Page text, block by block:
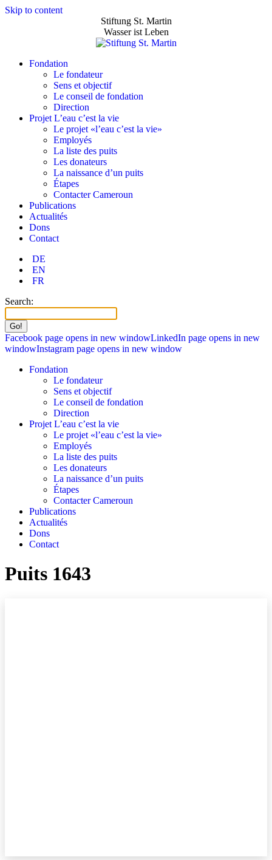
Skip to content
Stiftung St. Martin
Wasser ist Leben
Fondation
Le fondateur
Sens et objectif
Le conseil de fondation
Direction
Projet L’eau c’est la vie
Le projet «l’eau c’est la vie»
Employés
La liste des puits
Les donateurs
La naissance d’un puits
Étapes
Contacter Cameroun
Publications
Actualités
Dons
Contact
DE
EN
FR
Search:
Facebook page opens in new windowLinkedIn page opens in new
windowInstagram page opens in new window
Fondation
Le fondateur
Sens et objectif
Le conseil de fondation
Direction
Projet L’eau c’est la vie
Le projet «l’eau c’est la vie»
Employés
La liste des puits
Les donateurs
La naissance d’un puits
Étapes
Contacter Cameroun
Publications
Actualités
Dons
Contact
Puits 1643